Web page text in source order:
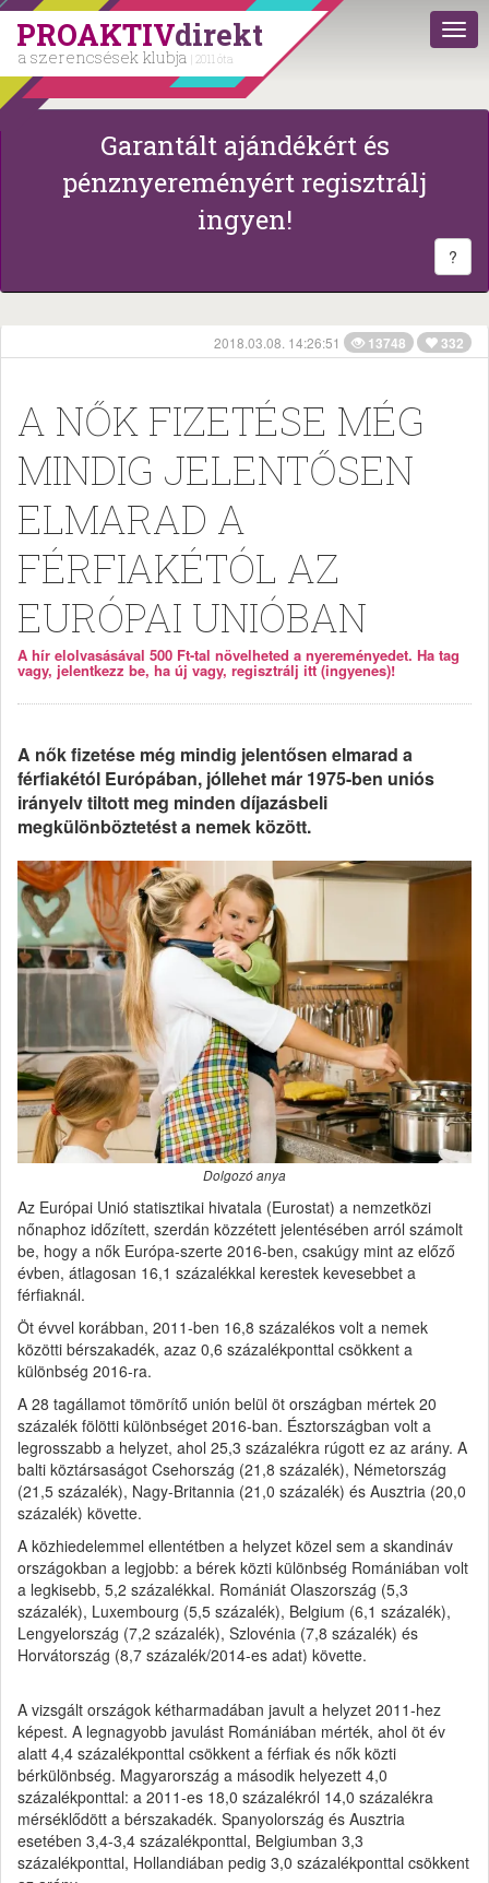
PROAKTIVdirekt
a szerencsések klubja | 2011 óta
Garantált ajándékért és
pénznyereményért regisztrálj
ingyen!
?
2018.03.08. 14:26:51 13748 332
A NŐK FIZETÉSE MÉG
MINDIG JELENTŐSEN
ELMARAD A
FÉRFIAKÉTÓL AZ
EURÓPAI UNIÓBAN
A hír elolvasásával 500 Ft-tal növelheted a nyereményedet. Ha tag
vagy, jelentkezz be, ha új vagy, regisztrálj itt (ingyenes)!
A nők fizetése még mindig jelentősen elmarad a
férfiakétól Európában, jóllehet már 1975-ben uniós
irányelv tiltott meg minden díjazásbeli
megkülönböztetést a nemek között.
Dolgozó anya
Az Európai Unió statisztikai hivatala (Eurostat) a nemzetközi
nőnaphoz időzített, szerdán közzétett jelentésében arról számolt
be, hogy a nők Európa-szerte 2016-ben, csakúgy mint az előző
évben, átlagosan 16,1 százalékkal kerestek kevesebbet a
férfiaknál.
Öt évvel korábban, 2011-ben 16,8 százalékos volt a nemek
közötti bérszakadék, azaz 0,6 százalékponttal csökkent a
különbség 2016-ra.
A 28 tagállamot tömörítő unión belül öt országban mértek 20
százalék fölötti különbséget 2016-ban. Észtországban volt a
legrosszabb a helyzet, ahol 25,3 százalékra rúgott ez az arány. A
balti köztársaságot Csehország (21,8 százalék), Németország
(21,5 százalék), Nagy-Britannia (21,0 százalék) és Ausztria (20,0
százalék) követte.
A közhiedelemmel ellentétben a helyzet közel sem a skandináv
országokban a legjobb: a bérek közti különbség Romániában volt
a legkisebb, 5,2 százalékkal. Romániát Olaszország (5,3
százalék), Luxembourg (5,5 százalék), Belgium (6,1 százalék),
Lengyelország (7,2 százalék), Szlovénia (7,8 százalék) és
Horvátország (8,7 százalék/2014-es adat) követte.
A vizsgált országok kétharmadában javult a helyzet 2011-hez
képest. A legnagyobb javulást Romániában mérték, ahol öt év
alatt 4,4 százalékponttal csökkent a férfiak és nők közti
bérkülönbség. Magyarország a második helyezett 4,0
százalékponttal: a 2011-es 18,0 százalékról 14,0 százalékra
mérséklődött a bérszakadék. Spanyolország és Ausztria
esetében 3,4-3,4 százalékponttal, Belgiumban 3,3
százalékponttal, Hollandiában pedig 3,0 százalékponttal csökkent